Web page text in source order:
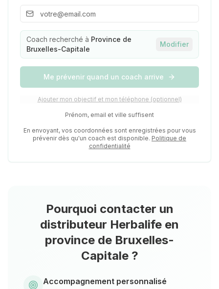
Coach recherché à Province de
Bruxelles-Capitale
Modifier
Me prévenir quand un coach arrive
Ajouter mon objectif et mon téléphone (optionnel)
Prénom, email et ville suffisent
En envoyant, vos coordonnées sont enregistrées pour vous
prévenir dès qu'un coach est disponible. Politique de
confidentialité
Pourquoi contacter un
distributeur Herbalife en
province de Bruxelles-
Capitale ?
Accompagnement personnalisé